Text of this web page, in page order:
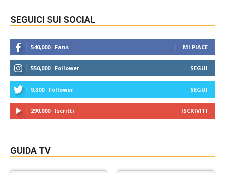
SEGUICI SUI SOCIAL
540,000 Fans MI PIACE
550,000 Follower SEGUI
9,300 Follower SEGUI
290,000 Iscritti ISCRIVITI
GUIDA TV